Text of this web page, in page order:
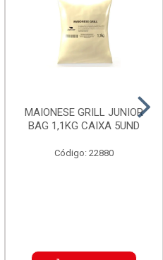
MAIONESE GRILL JUNIOR
BAG 1,1KG CAIXA 5UND
Código: 22880